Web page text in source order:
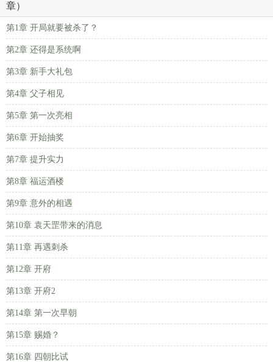
章）
第1章 开局就要被杀了？
第2章 还得是系统啊
第3章 新手大礼包
第4章 父子相见
第5章 第一次亮相
第6章 开始抽奖
第7章 提升实力
第8章 福运酒楼
第9章 意外的相遇
第10章 袁天罡带来的消息
第11章 再遇刺杀
第12章 开府
第13章 开府2
第14章 第一次早朝
第15章 赐婚？
第16章 四朝比试